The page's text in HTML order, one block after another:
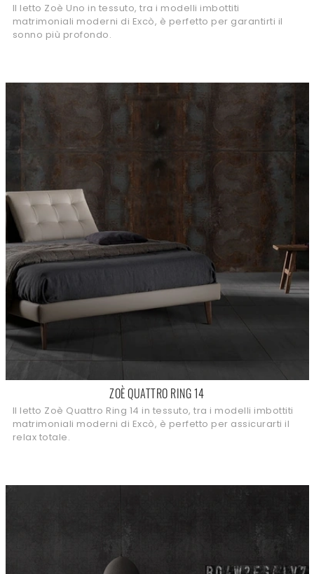
Il letto Zoè Uno in tessuto, tra i modelli imbottiti
matrimoniali moderni di Excò, è perfetto per garantirti il
sonno più profondo.
ZOÈ QUATTRO RING 14
Il letto Zoè Quattro Ring 14 in tessuto, tra i modelli imbottiti
matrimoniali moderni di Excò, è perfetto per assicurarti il
relax totale.